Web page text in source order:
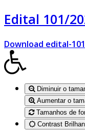
Edital 101/
Download edital-
Diminuir o
Aumentar o
Tamanhos de
Contrast